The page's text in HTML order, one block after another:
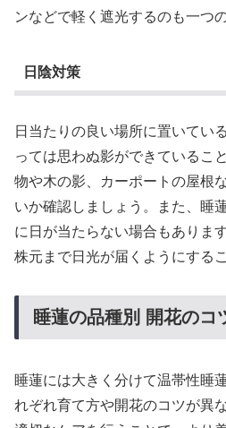
ンなどで軽く遮光するのも一つ
日陰対策
日当たりの良い場所に置いてい
っては思わぬ影ができているこ
物や木の影、カーポートの屋根
いか確認しましょう。また、睡
に日が当たらない場合もありま
株元まで日光が届くようにする
睡蓮の品種別 開花のコ
睡蓮には大きく分けて温帯性睡
れぞれ育て方や開花のコツが異